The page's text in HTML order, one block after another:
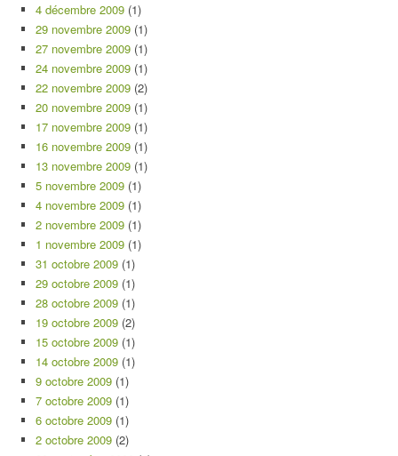
4 décembre 2009 (1)
29 novembre 2009 (1)
27 novembre 2009 (1)
24 novembre 2009 (1)
22 novembre 2009 (2)
20 novembre 2009 (1)
17 novembre 2009 (1)
16 novembre 2009 (1)
13 novembre 2009 (1)
5 novembre 2009 (1)
4 novembre 2009 (1)
2 novembre 2009 (1)
1 novembre 2009 (1)
31 octobre 2009 (1)
29 octobre 2009 (1)
28 octobre 2009 (1)
19 octobre 2009 (2)
15 octobre 2009 (1)
14 octobre 2009 (1)
9 octobre 2009 (1)
7 octobre 2009 (1)
6 octobre 2009 (1)
2 octobre 2009 (2)